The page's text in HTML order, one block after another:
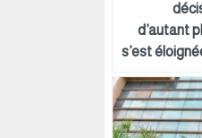
d’autant
s’est